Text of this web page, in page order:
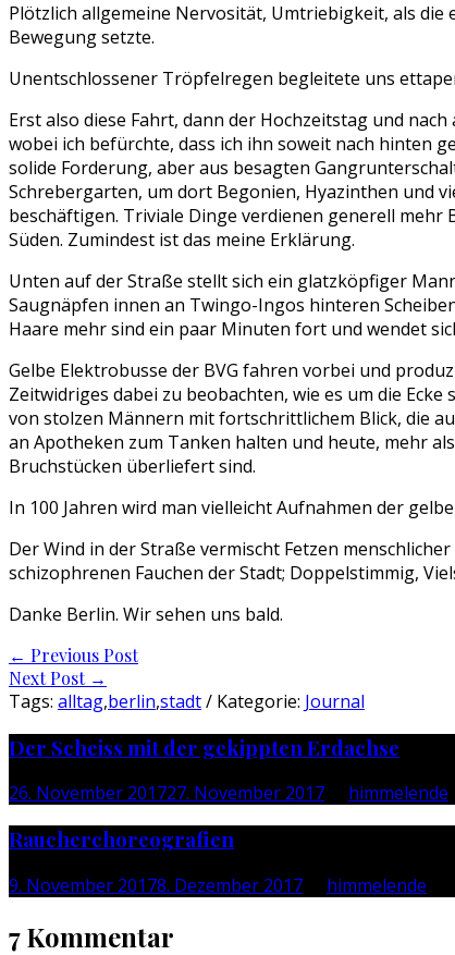
Plötzlich allgemeine Nervosität, Umtriebigkeit, als
Bewegung setzte.
Unentschlossener Tröpfelregen begleitete uns
Erst also diese Fahrt, dann der Hochzeitstag und
wobei ich befürchte, dass ich ihn soweit nach hinten
solide Forderung, aber aus besagten
Schrebergarten, um dort Begonien, Hyazinthen und
beschäftigen. Triviale Dinge verdienen generell mehr
Süden. Zumindest ist das meine Erklärung.
Unten auf der Straße stellt sich ein glatzköpfiger
Saugnäpfen innen an Twingo-Ingos hinteren
Haare mehr sind ein paar Minuten fort und wendet
Gelbe Elektrobusse der BVG fahren vorbei und
Zeitwidriges dabei zu beobachten, wie es um die
von stolzen Männern mit fortschrittlichem Blick, die
an Apotheken zum Tanken halten und heute, mehr
Bruchstücken überliefert sind.
In 100 Jahren wird man vielleicht Aufnahmen der
Der Wind in der Straße vermischt Fetzen
schizophrenen Fauchen der Stadt; Doppelstimmig,
Danke Berlin. Wir sehen uns bald.
Post
navigation
← Previous Post
Next Post →
Tags: alltag,berlin,stadt/ Kategorie: Journal
Der Scheiss mit der gekippten Erdachse
26. November 201727. November 2017 himmelende
Raucherchoreografien
9. November 20178. Dezember 2017 himmelende
7 Kommentar